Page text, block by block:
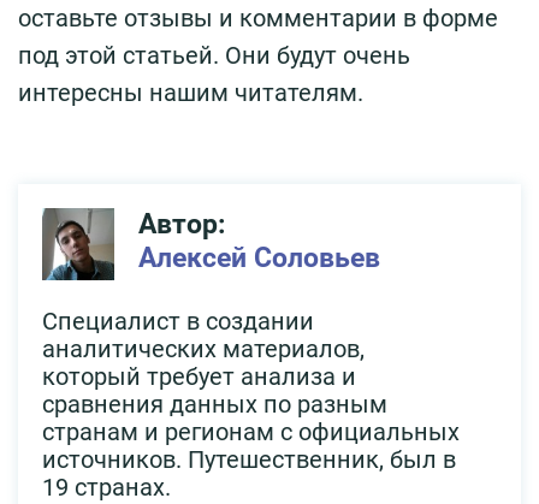
оставьте отзывы и комментарии в форме
под этой статьей. Они будут очень
интересны нашим читателям.
Автор:
Алексей Соловьев
Специалист в создании
аналитических материалов,
который требует анализа и
сравнения данных по разным
странам и регионам с официальных
источников. Путешественник, был в
19 странах.